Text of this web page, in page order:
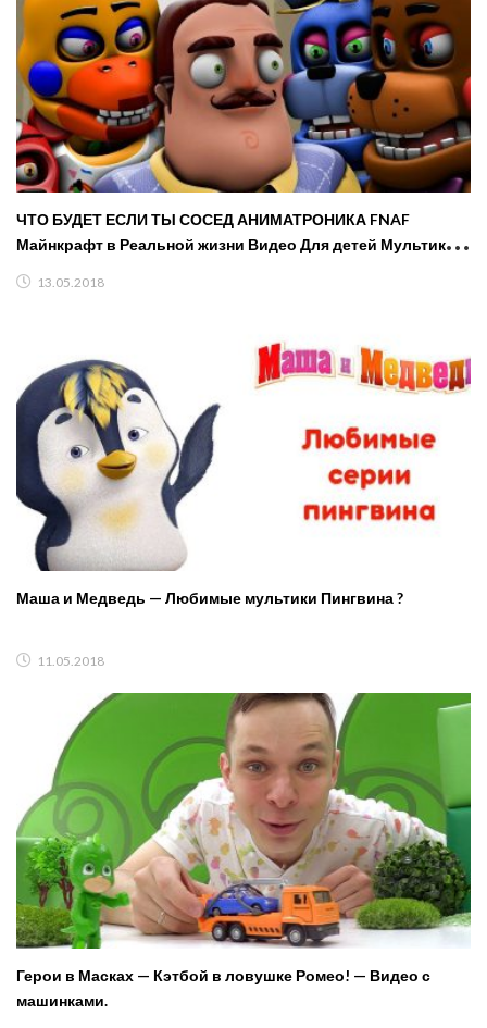
ЧТО БУДЕТ ЕСЛИ ТЫ СОСЕД АНИМАТРОНИКА FNAF
Майнкрафт в Реальной жизни Видео Для детей Мультик
Дети
13.05.2018
Маша и Медведь — Любимые мультики Пингвина ?
11.05.2018
Герои в Масках — Кэтбой в ловушке Ромео! — Видео с
машинками.